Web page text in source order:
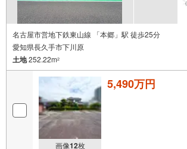
名古屋市営地下鉄東山線 「本郷」駅 徒歩25分
愛知県長久手市下川原
土地252.22m2
画像12枚
5,490万円